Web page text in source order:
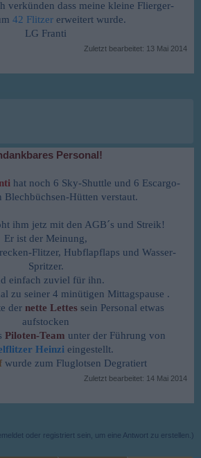
verkünden dass meine kleine Flierger-
42 Flitzer erweitert wurde.
LG Franti
Zuletzt bearbeitet: 13 Mai 2014
Personal!
hat noch 6 Sky-Shuttle und 6 Escargo-
Blechbüchsen-Hütten verstaut.
ihm jetz mit den AGB´s und Streik!
Er ist der Meinung,
Flitzer, Hubflapflaps und Wasser-
Spritzer.
einfach zuviel für ihn.
zu seiner 4 minütigen Mittagspause .
der nette Lettes sein Personal etwas
aufstocken
Piloten-Team unter der Führung von
Heinzi eingestellt.
wurde zum Fluglotsen Degratiert
Zuletzt bearbeitet: 14 Mai 2014
oder registriert sein, um eine Antwort zu erstellen.)